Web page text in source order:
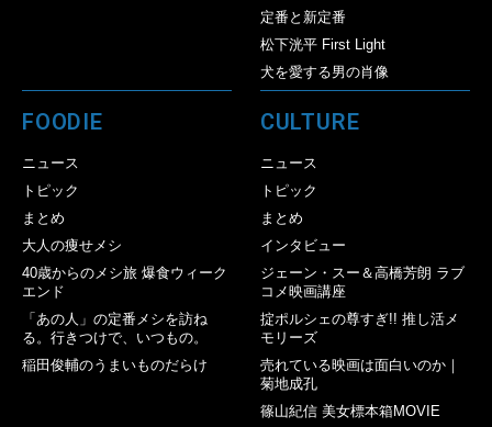
定番と新定番
松下洸平 First Light
犬を愛する男の肖像
FOODIE
ニュース
トピック
まとめ
大人の痩せメシ
40歳からのメシ旅 爆食ウィーク
エンド
「あの人」の定番メシを訪ね
る。行きつけで、いつもの。
稲田俊輔のうまいものだらけ
CULTURE
ニュース
トピック
まとめ
インタビュー
ジェーン・スー＆高橋芳朗 ラブ
コメ映画講座
掟ポルシェの尊すぎ!! 推し活メ
モリーズ
売れている映画は面白いのか｜
菊地成孔
篠山紀信 美女標本箱MOVIE